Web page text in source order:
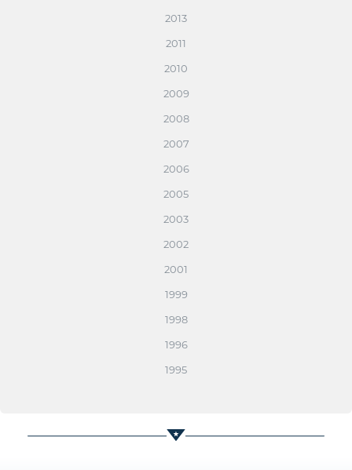
2013
2011
2010
2009
2008
2007
2006
2005
2003
2002
2001
1999
1998
1996
1995